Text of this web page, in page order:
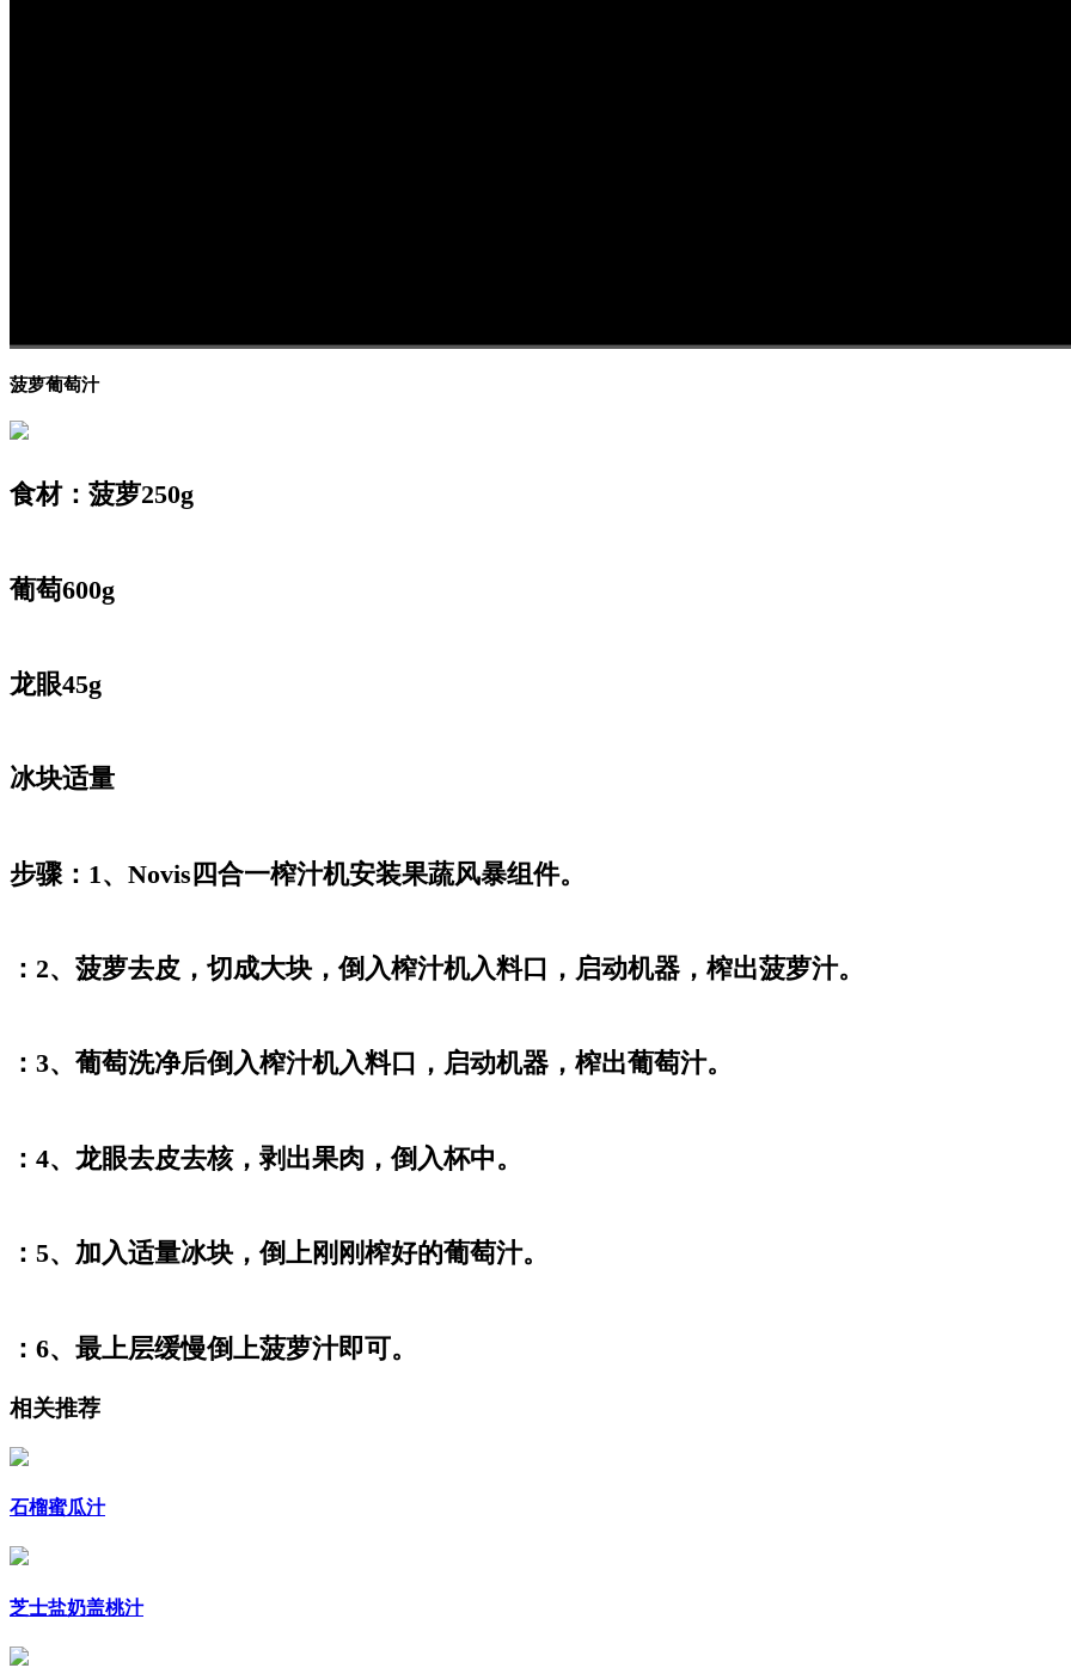
00:00
菠萝葡萄汁
食材：菠萝250g
葡萄600g
龙眼45g
冰块适量
步骤：1、Novis四合一榨汁机安装果蔬风暴组件。
：2、菠萝去皮，切成大块，倒入榨汁机入料口，启动机器，榨出菠萝汁。
：3、葡萄洗净后倒入榨汁机入料口，启动机器，榨出葡萄汁。
：4、龙眼去皮去核，剥出果肉，倒入杯中。
：5、加入适量冰块，倒上刚刚榨好的葡萄汁。
：6、最上层缓慢倒上菠萝汁即可。
相关推荐
石榴蜜瓜汁
芝士盐奶盖桃汁